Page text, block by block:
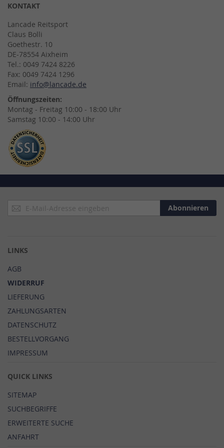
KONTAKT
Lancade Reitsport
Claus Bolli
Goethestr. 10
DE-78554 Aixheim
Tel.: 0049 7424 8226
Fax: 0049 7424 1296
Email: info@lancade.de
Öffnungszeiten:
Montag - Freitag 10:00 - 18:00 Uhr
Samstag 10:00 - 14:00 Uhr
Anmeldung
zum
Abonnieren
LINKS
AGB
WIDERRUF
LIEFERUNG
ZAHLUNGSARTEN
DATENSCHUTZ
BESTELLVORGANG
IMPRESSUM
QUICK LINKS
SITEMAP
SUCHBEGRIFFE
ERWEITERTE SUCHE
ANFAHRT